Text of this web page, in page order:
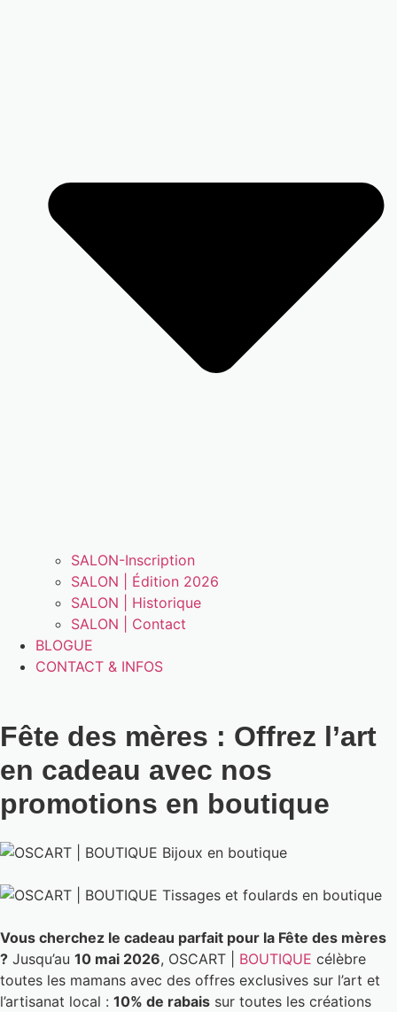
SALON-Inscription
SALON | Édition 2026
SALON | Historique
SALON | Contact
BLOGUE
CONTACT & INFOS
Fête des mères : Offrez l’art
en cadeau avec nos
promotions en boutique
Vous cherchez le cadeau parfait pour la Fête des mères
? Jusqu’au 10 mai 2026, OSCART | BOUTIQUE célèbre
toutes les mamans avec des offres exclusives sur l’art et
l’artisanat local : 10% de rabais sur toutes les créations